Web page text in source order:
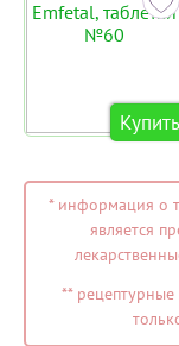
Купить
* информация о
является
** рецептурные